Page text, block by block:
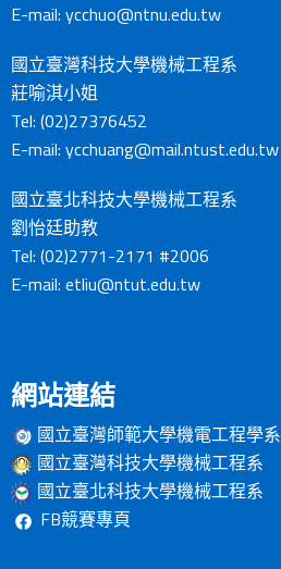
E-mail: ycchuo@ntnu.edu.tw
國立臺灣科技大學機械工程系
莊喻淇小姐
Tel: (02)27376452
E-mail: ycchuang@mail.ntust.edu.tw
國立臺北科技大學機械工程系
劉怡廷助教
Tel: (02)2771-2171 #2006
E-mail: etliu@ntut.edu.tw
網站連結
國立臺灣師範大學機電工程學系
國立臺灣科技大學機械工程系
國立臺北科技大學機械工程系
FB競賽專頁